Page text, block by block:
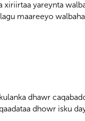
xiriirtaa yareynta
maareeyo
dhawr
dhowr isku